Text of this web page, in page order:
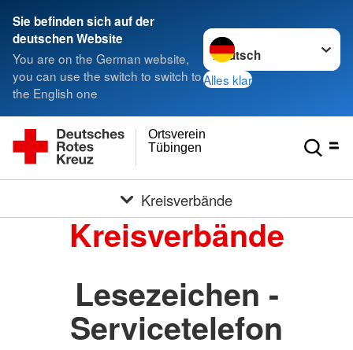
Sie befinden sich auf der
deutschen Website
You are on the German website,
you can use the switch to switch to
the English one
Sprache wechseln zu
Alles klar
Tübingen
Ortsverein
Kreisverbände
Kreisverbände
Lesezeichen -
Servicetelefon